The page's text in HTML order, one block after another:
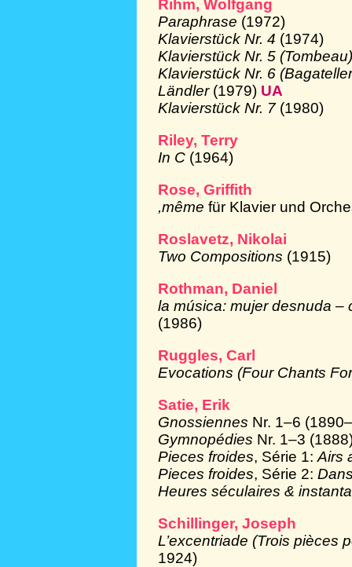
Rihm, Wolfgang
Paraphrase (1972)
Klavierstück Nr. 4 (1974)
Klavierstück Nr. 5
Klavierstück Nr. 6
Ländler (1979) UA
Klavierstück Nr. 7 (1980)
Riley, Terry
In C (1964)
Rose, Griffith
,même für Klavier und
Roslavetz, Nikolai
Two Compositions (1915)
Rothman, Daniel
la música: mujer desnuda –
(1986)
Ruggles, Carl
Evocations (Four Chants
Satie, Erik
Gnossiennes Nr. 1–6
Gymnopédies Nr. 1–3
Pieces froides, Série 1: Airs
Pieces froides, Série 2:
Heures séculaires &
Schillinger, Joseph
L’excentriade (Trois pièces
1924)